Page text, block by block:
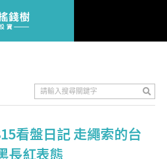
看盤日記 走繩索的台
長紅表態